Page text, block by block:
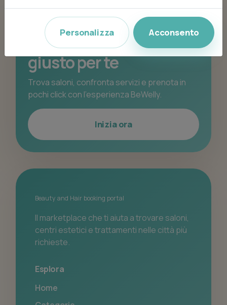
PRONTA A PRENOTARE?
Scopri il centro beauty
giusto per te
Trova saloni, confronta servizi e prenota in
pochi click con l’esperienza BeWelly.
Inizia ora
Beauty and Hair booking portal
Il marketplace che ti aiuta a trovare saloni,
centri estetici e trattamenti nelle città più
richieste.
Esplora
Home
Personalizza Acconsento